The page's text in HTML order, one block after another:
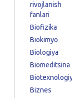
rivojlanish
fanlari
Biofizika
Biokimyo
Biologiya
Biomeditsina
Biznes